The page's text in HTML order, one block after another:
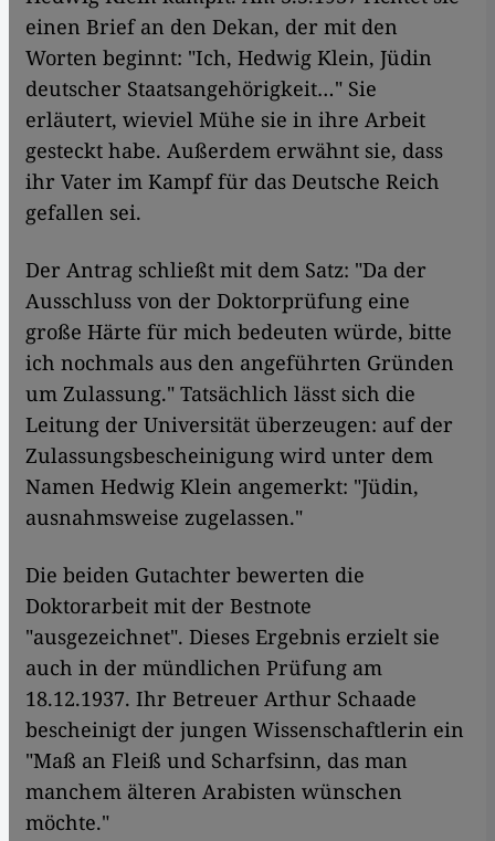
einen Brief an den Dekan, der mit den
Worten beginnt: "Ich, Hedwig Klein, Jüdin
deutscher Staatsangehörigkeit…" Sie
erläutert, wieviel Mühe sie in ihre Arbeit
gesteckt habe. Außerdem erwähnt sie, dass
ihr Vater im Kampf für das Deutsche Reich
gefallen sei.
Der Antrag schließt mit dem Satz: "Da der
Ausschluss von der Doktorprüfung eine
große Härte für mich bedeuten würde, bitte
ich nochmals aus den angeführten Gründen
um Zulassung." Tatsächlich lässt sich die
Leitung der Universität überzeugen: auf der
Zulassungsbescheinigung wird unter dem
Namen Hedwig Klein angemerkt: "Jüdin,
ausnahmsweise zugelassen."
Die beiden Gutachter bewerten die
Doktorarbeit mit der Bestnote
"ausgezeichnet". Dieses Ergebnis erzielt sie
auch in der mündlichen Prüfung am
18.12.1937. Ihr Betreuer Arthur Schaade
bescheinigt der jungen Wissenschaftlerin ein
"Maß an Fleiß und Scharfsinn, das man
manchem älteren Arabisten wünschen
möchte."